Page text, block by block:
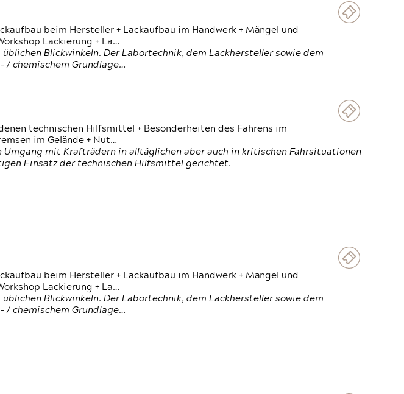
beim Hersteller + Lackaufbau im Handwerk + Mängel und
Lackierung + La…
Blickwinkeln. Der Labortechnik, dem Lackhersteller sowie dem
/ chemischem Grundlage…
technischen Hilfsmittel + Besonderheiten des Fahrens im
im Gelände + Nut…
mit Krafträdern in alltäglichen aber auch in kritischen Fahrsituationen
Einsatz der technischen Hilfsmittel gerichtet.
beim Hersteller + Lackaufbau im Handwerk + Mängel und
Lackierung + La…
Blickwinkeln. Der Labortechnik, dem Lackhersteller sowie dem
/ chemischem Grundlage…